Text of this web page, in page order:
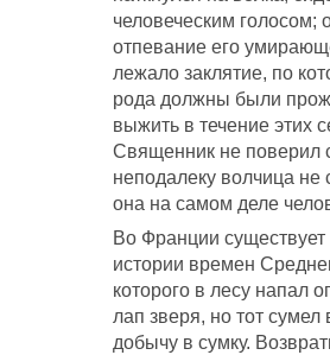
человеческим
отпевание его
лежало заклятие, по
рода должны были
выжить в течение этих
Священник не поверил
неподалеку волчица не
она на самом деле
Во Франции
истории времен
которого в лесу напал
лап зверя, но тот
добычу в сумку.